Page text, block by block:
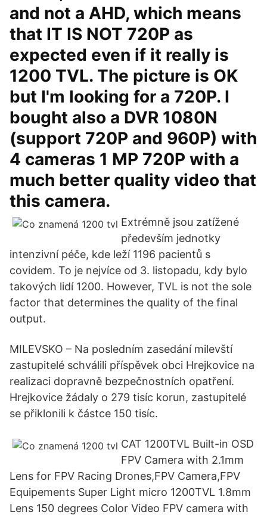
and not a AHD, which means
that IT IS NOT 720P as
expected even if it really is
1200 TVL. The picture is OK
but I'm looking for a 720P. I
bought also a DVR 1080N
(support 720P and 960P) with
4 cameras 1 MP 720P with a
much better quality video that
this camera.
Extrémně jsou zatížené
především jednotky
intenzivní péče, kde leží 1196 pacientů s
covidem. To je nejvíce od 3. listopadu, kdy bylo
takových lidí 1200. However, TVL is not the sole
factor that determines the quality of the final
output.
MILEVSKO – Na posledním zasedání milevští
zastupitelé schválili příspěvek obci Hrejkovice na
realizaci dopravně bezpečnostních opatření.
Hrejkovice žádaly o 279 tisíc korun, zastupitelé
se přiklonili k částce 150 tisíc.
CAT 1200TVL Built-in OSD
FPV Camera with 2.1mm
Lens for FPV Racing Drones,FPV Camera,FPV
Equipements Super Light micro 1200TVL 1.8mm
Lens 150 degrees Color Video FPV camera with